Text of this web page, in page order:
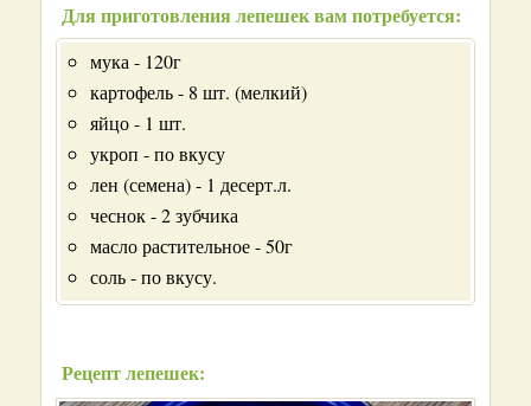
Для приготовления лепешек вам потребуется:
мука - 120г
картофель - 8 шт. (мелкий)
яйцо - 1 шт.
укроп - по вкусу
лен (семена) - 1 десерт.л.
чеснок - 2 зубчика
масло растительное - 50г
соль - по вкусу.
Рецепт лепешек: